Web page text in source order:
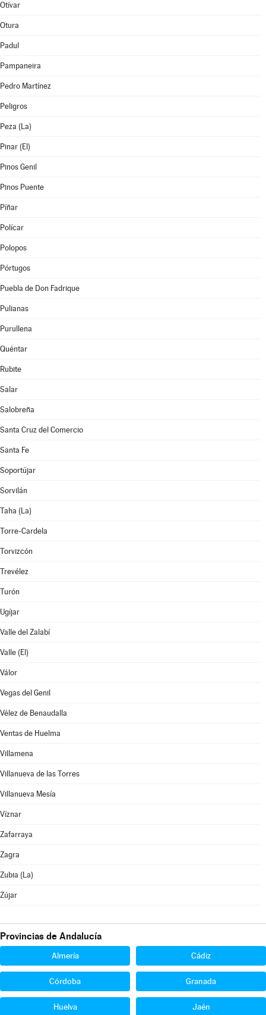
Otívar
Otura
Padul
Pampaneira
Pedro Martínez
Peligros
Peza (La)
Pinar (El)
Pinos Genil
Pinos Puente
Píñar
Polícar
Polopos
Pórtugos
Puebla de Don Fadrique
Pulianas
Purullena
Quéntar
Rubite
Salar
Salobreña
Santa Cruz del Comercio
Santa Fe
Soportújar
Sorvilán
Taha (La)
Torre-Cardela
Torvizcón
Trevélez
Turón
Ugíjar
Valle del Zalabí
Valle (El)
Válor
Vegas del Genil
Vélez de Benaudalla
Ventas de Huelma
Villamena
Villanueva de las Torres
Villanueva Mesía
Víznar
Zafarraya
Zagra
Zubia (La)
Zújar
Provincias de Andalucía
Almería Cádiz
Córdoba Granada
Huelva Jaén